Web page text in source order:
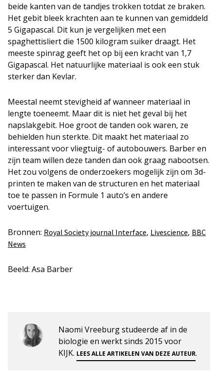
beide kanten van de tandjes trokken totdat ze braken.
Het gebit bleek krachten aan te kunnen van gemiddeld
5 Gigapascal. Dit kun je vergelijken met een
spaghettisliert die 1500 kilogram suiker draagt. Het
meeste spinrag geeft het op bij een kracht van 1,7
Gigapascal. Het natuurlijke materiaal is ook een stuk
sterker dan Kevlar.
Meestal neemt stevigheid af wanneer materiaal in
lengte toeneemt. Maar dit is niet het geval bij het
napslakgebit. Hoe groot de tanden ook waren, ze
behielden hun sterkte. Dit maakt het materiaal zo
interessant voor vliegtuig- of autobouwers. Barber en
zijn team willen deze tanden dan ook graag nabootsen.
Het zou volgens de onderzoekers mogelijk zijn om 3d-
printen te maken van de structuren en het materiaal
toe te passen in Formule 1 auto’s en andere
voertuigen.
Bronnen: Royal Society journal Interface, Livescience, BBC
News
Beeld: Asa Barber
Naomi Vreeburg studeerde af in de
biologie en werkt sinds 2015 voor
KIJK. LEES ALLE ARTIKELEN VAN DEZE AUTEUR.